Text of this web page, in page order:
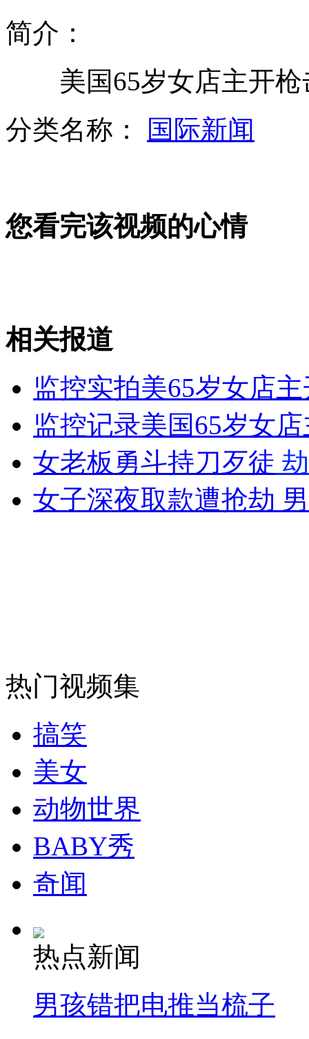
汽车失控翻滚 车内人被甩数米高
女孩北京地铁殴打老人 痛下狠手拳打脚踢
无痛分娩是否安全 医生回应
走！跟着总书记去植树
消防员救轻生者
纽约上演“枕头大战”
简介：
美国65岁女店主开枪
分类名称：
国际新闻
您看完该视频的心情
相关报道
监控实拍美65岁女店
监控记录美国65岁女
女老板勇斗持刀歹徒
女子深夜取款遭抢劫
热门视频集
搞笑
美女
动物世界
BABY秀
奇闻
热点新闻
男孩错把电推当梳子